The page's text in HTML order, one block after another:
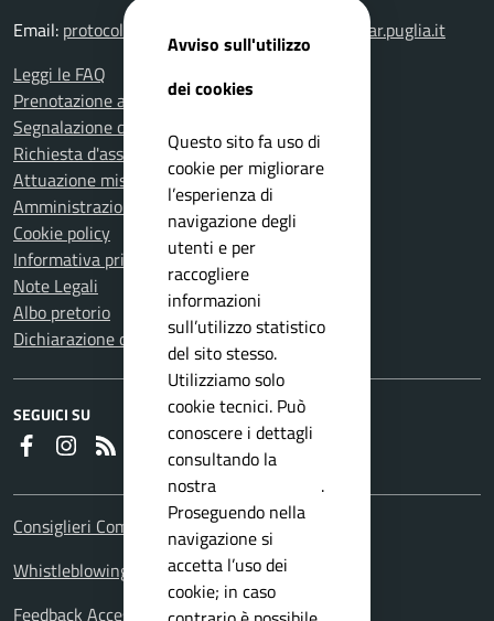
Email: protocollogenerale.gioiadelcolle@pec.rupar.puglia.it
Leggi le FAQ
Prenotazione appuntamento
Segnalazione disservizio
Richiesta d'assistenza
Attuazione misure PNRR
Amministrazione trasparente
Cookie policy
Informativa privacy
Note Legali
Albo pretorio
Dichiarazione di accessibilità
SEGUICI SU
FaceboookInstagram
Consiglieri Comunali
Whistleblowing Policy
Feedback Accessibilita
Avviso sull'utilizzo
dei cookies
Questo sito fa uso di
cookie per migliorare
l’esperienza di
navigazione degli
utenti e per
raccogliere
informazioni
sull’utilizzo statistico
del sito stesso.
Utilizziamo solo
cookie tecnici. Può
conoscere i dettagli
consultando la
nostra
.
Proseguendo nella
navigazione si
accetta l’uso dei
cookie; in caso